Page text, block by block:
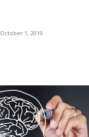
October 1, 2019